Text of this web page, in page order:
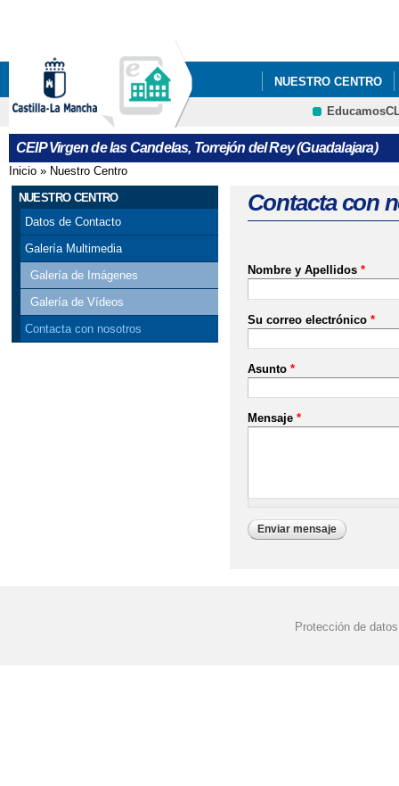
NUESTRO CENTRO
CRFP
CEIP Virgen de las Candelas, Torrejón del Rey (Guadalajara)
Se encuentra usted aquí
Inicio » Nuestro Centro
NUESTRO CENTRO
Datos de Contacto
Galería Multimedia
Galería de Imágenes
Galería de Vídeos
Contacta con nosotros
Contacta con
Nombre y Apellidos *
Su correo electrónico *
Asunto *
Mensaje *
Protección de datos